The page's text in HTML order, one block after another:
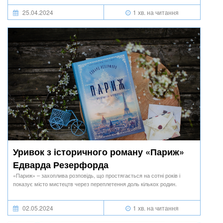
25.04.2024 1 хв. на читання
Уривок з історичного роману «Париж»
Едварда Резерфорда
«Париж» – захоплива розповідь, що простягається на сотні років і
показує місто мистецтв через переплетення доль кількох родин.
02.05.2024 1 хв. на читання